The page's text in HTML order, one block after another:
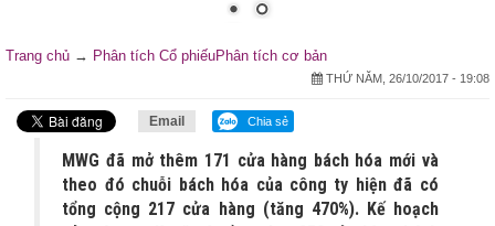
Trang chủ → Phân tích Cổ phiếuPhân tích cơ bản
THỨ NĂM, 26/10/2017 - 19:08
Email Chia sẻ
MWG đã mở thêm 171 cửa hàng bách hóa mới và
theo đó chuỗi bách hóa của công ty hiện đã có
tổng cộng 217 cửa hàng (tăng 470%). Kế hoạch